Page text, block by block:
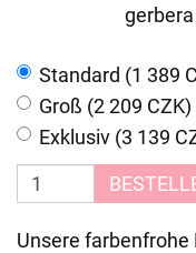
Standard (1 389
Groß (2 209 CZK)
Exklusiv (3 139
Unsere